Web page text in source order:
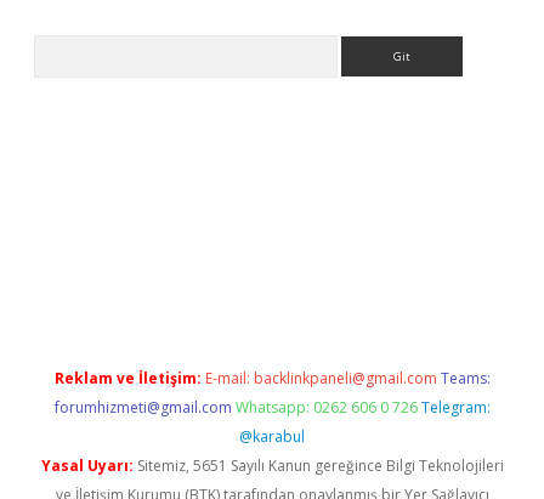
Reklam ve İletişim: E-mail: backlinkpaneli@gmail.com Teams:
forumhizmeti@gmail.com Whatsapp: 0262 606 0 726 Telegram:
@karabul
Yasal Uyarı: Sitemiz, 5651 Sayılı Kanun gereğince Bilgi Teknolojileri
ve İletişim Kurumu (BTK) tarafından onaylanmış bir Yer Sağlayıcı